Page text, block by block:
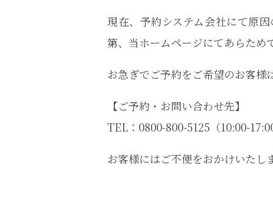
現在、予約システム会社にて原
第、当ホームページにてあらため
お急ぎでご予約をご希望のお客様
【ご予約・お問い合わせ先】
TEL：0800-800-5125（10:00-17:00
お客様にはご不便をおかけいたし